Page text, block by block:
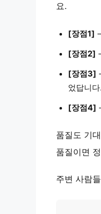
요.
[장점1] –
[장점2]
[장점3]
었답니다.
[장점4]
품질도 기
품질이면
주변 사람